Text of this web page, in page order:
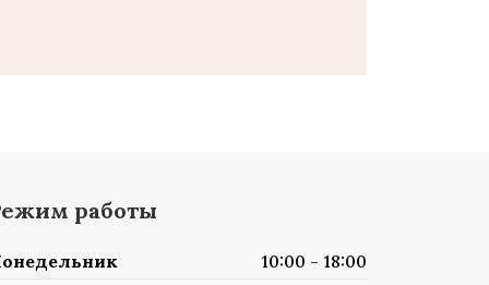
работы
10:00 - 18:00